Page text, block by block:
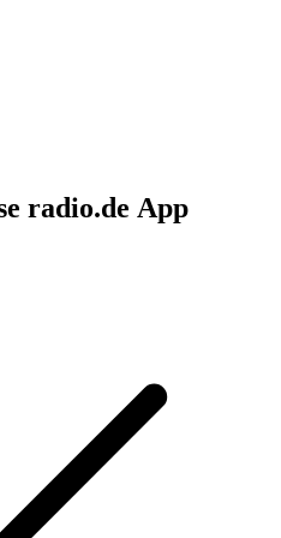
radio.de App